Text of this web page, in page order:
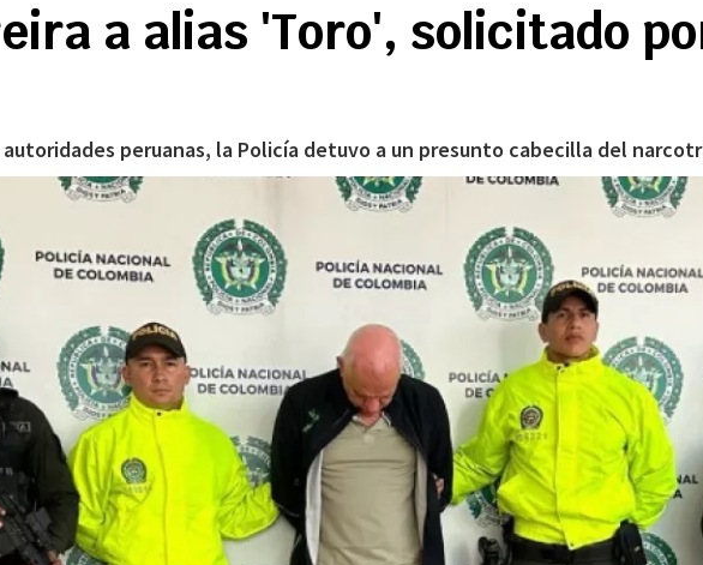
a alias 'Toro', solicitado
peruanas, la Policía detuvo a un presunto cabecilla del